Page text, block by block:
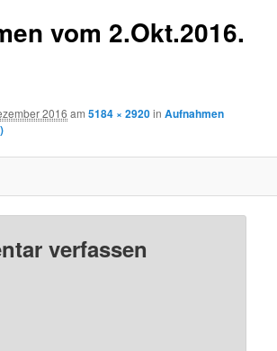
vom 2.Okt.2016.
2016 am5184 × 2920inAufnahmen
verfassen